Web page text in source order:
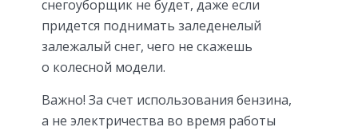
снегоуборщик не будет, даже если
придется поднимать заледенелый
залежалый снег, чего не скажешь
о колесной модели.
Важно! За счет использования бензина,
а не электричества во время работы